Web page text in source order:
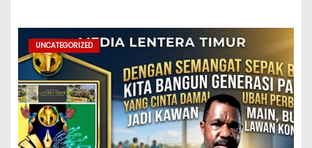
UNCATEGORIZED